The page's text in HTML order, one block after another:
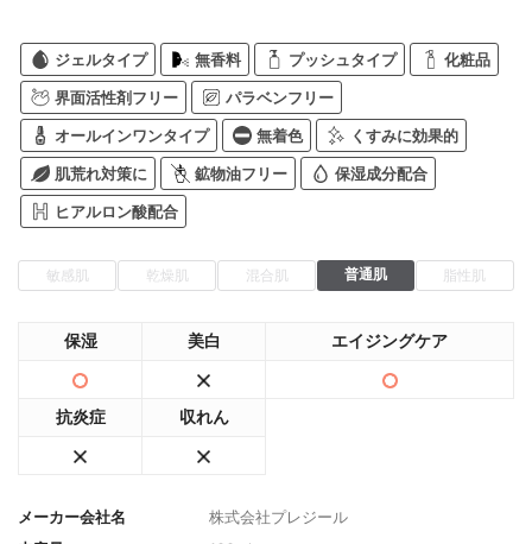
ジェルタイプ 無香料 プッシュタイプ 化粧品
界面活性剤フリー パラベンフリー
オールインワンタイプ 無着色 くすみに効果的
肌荒れ対策に 鉱物油フリー 保湿成分配合
ヒアルロン酸配合
敏感肌 乾燥肌 混合肌 普通肌 脂性肌
保湿 美白 エイジングケア
抗炎症 収れん
メーカー会社名
株式会社プレジール